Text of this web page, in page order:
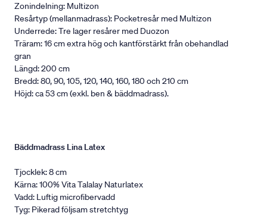
Zonindelning: Multizon
Resårtyp (mellanmadrass): Pocketresår med Multizon
Underrede: Tre lager resårer med Duozon
Träram: 16 cm extra hög och kantförstärkt från obehandlad
gran
Längd: 200 cm
Bredd: 80, 90, 105, 120, 140, 160, 180 och 210 cm
Höjd: ca 53 cm (exkl. ben & bäddmadrass).
Bäddmadrass Lina Latex
Tjocklek: 8 cm
Kärna: 100% Vita Talalay Naturlatex
Vadd: Luftig microfibervadd
Tyg: Pikerad följsam stretchtyg